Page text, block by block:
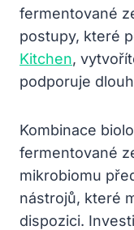
fermentované
postupy, které
Kitchen,
podporuje
Kombinace
fermentované
mikrobiomu
nástrojů, které
dispozici.